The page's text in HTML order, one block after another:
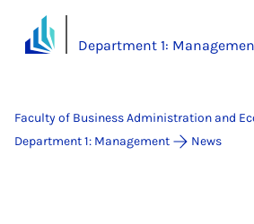
Department 1:
Faculty of Business Administration and
Department 1: Management
News